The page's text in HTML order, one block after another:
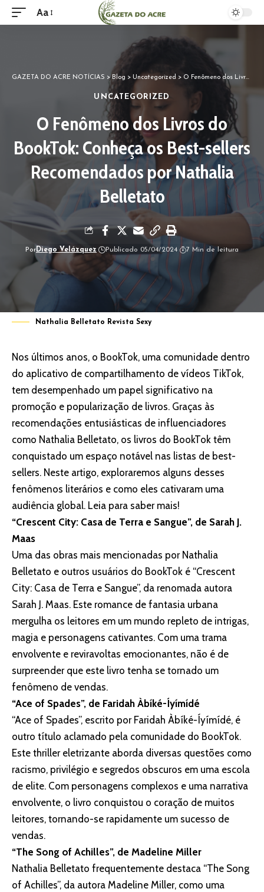
Aa
GAZETA DO ACRE NOTÍCIAS >Blog > Uncategorized > O Fenômeno dos Livros do BookTok: Conheça os Best-sellers Recomendados por Nathalia Belletato
UNCATEGORIZED
O Fenômeno dos Livros do
BookTok: Conheça os Best-sellers
Recomendados por Nathalia
Belletato
PorDiego Velázquez Publicado 05/04/2024 7 Min de leitura
Nathalia Belletato Revista Sexy
Nos últimos anos, o BookTok, uma comunidade dentro
do aplicativo de compartilhamento de vídeos TikTok,
tem desempenhado um papel significativo na
promoção e popularização de livros. Graças às
recomendações entusiásticas de influenciadores
como Nathalia Belletato, os livros do BookTok têm
conquistado um espaço notável nas listas de best-
sellers. Neste artigo, exploraremos alguns desses
fenômenos literários e como eles cativaram uma
audiência global. Leia para saber mais!
“Crescent City: Casa de Terra e Sangue”, de Sarah J.
Maas
Uma das obras mais mencionadas por Nathalia
Belletato e outros usuários do BookTok é “Crescent
City: Casa de Terra e Sangue”, da renomada autora
Sarah J. Maas. Este romance de fantasia urbana
mergulha os leitores em um mundo repleto de intrigas,
magia e personagens cativantes. Com uma trama
envolvente e reviravoltas emocionantes, não é de
surpreender que este livro tenha se tornado um
fenômeno de vendas.
“Ace of Spades”, de Faridah Àbíké-Íyímídé
“Ace of Spades”, escrito por Faridah Àbíké-Íyímídé, é
outro título aclamado pela comunidade do BookTok.
Este thriller eletrizante aborda diversas questões como
racismo, privilégio e segredos obscuros em uma escola
de elite. Com personagens complexos e uma narrativa
envolvente, o livro conquistou o coração de muitos
leitores, tornando-se rapidamente um sucesso de
vendas.
“The Song of Achilles”, de Madeline Miller
Nathalia Belletato frequentemente destaca “The Song
of Achilles”, da autora Madeline Miller, como uma